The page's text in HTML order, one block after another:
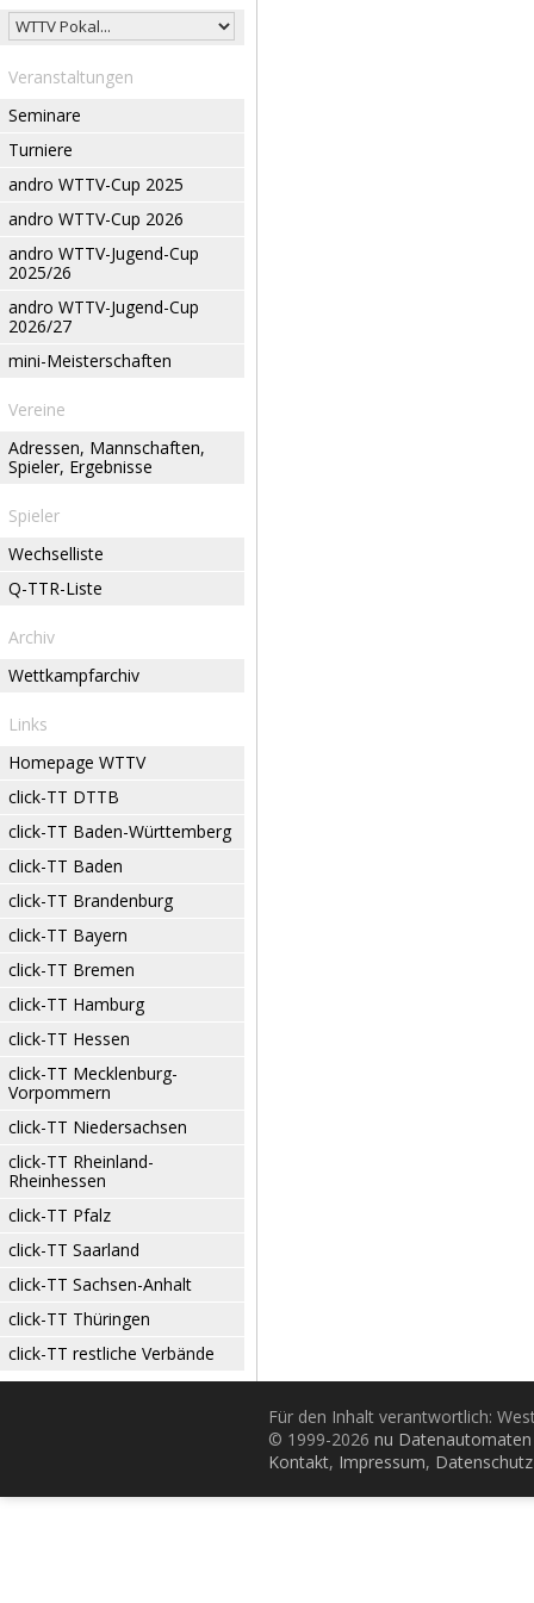
Veranstaltungen
Seminare
Turniere
andro WTTV-Cup 2025
andro WTTV-Cup 2026
andro WTTV-Jugend-Cup
2025/26
andro WTTV-Jugend-Cup
2026/27
mini-Meisterschaften
Vereine
Adressen, Mannschaften,
Spieler, Ergebnisse
Spieler
Wechselliste
Q-TTR-Liste
Archiv
Wettkampfarchiv
Links
Homepage WTTV
click-TT DTTB
click-TT Baden-Württemberg
click-TT Baden
click-TT Brandenburg
click-TT Bayern
click-TT Bremen
click-TT Hamburg
click-TT Hessen
click-TT Mecklenburg-
Vorpommern
click-TT Niedersachsen
click-TT Rheinland-
Rheinhessen
click-TT Pfalz
click-TT Saarland
click-TT Sachsen-Anhalt
click-TT Thüringen
click-TT restliche Verbände
Für den Inhalt verantwortlich:
© 1999-2026 nu
Kontakt, Impressum, Datenschutz